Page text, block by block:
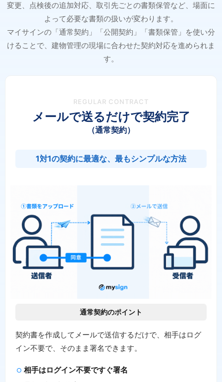
変更、点検後の追加対応、取引先ごとの書類保管など、場面に
よって必要な書類の扱いが変わります。
マイサインの「通常契約」「公開契約」「書類保管」を使い分
けることで、建物管理の現場に合わせた契約対応を進められま
す。
REGULAR CONTRACT
メールで送るだけで契約完了
（通常契約）
1対1の契約に最適な、最もシンプルな方法
通常契約のポイント
契約書を作成してメールで送信するだけで、相手はログ
イン不要で、そのまま署名できます。
相手はログイン不要ですぐ署名